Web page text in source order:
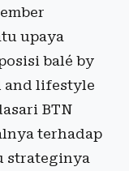
upaya
balé by
and lifestyle
BTN
terhadap
strateginya